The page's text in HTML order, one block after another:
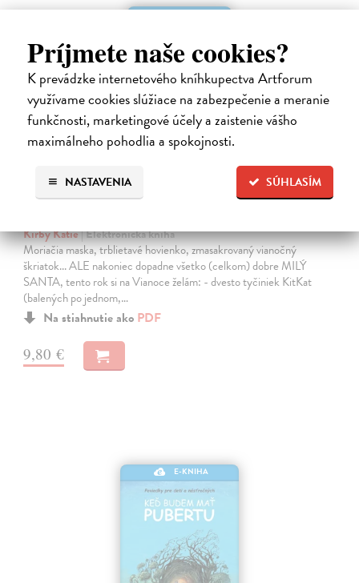
Príjmete naše cookies?
K prevádzke internetového kníhkupectva Artforum
využívame cookies slúžiace na zabezpečenie a meranie
funkčnosti, marketingové účely a zaistenie vášho
maximálneho pohodlia a spokojnosti.
SÚHLASÍM
NASTAVENIA
E-KNIHA
Strašne chaotické Vianoce Lottie
Kirby Katie| Elektronická kniha
Moriačia maska, trblietavé hovienko, zmasakrovaný vianočný
škriatok... ALE nakoniec dopadne všetko (celkom) dobre MILÝ
SANTA, tento rok si na Vianoce želám: - dvesto tyčiniek KitKat
(balených po jednom,…
Na stiahnutie ako PDF
9,80 €
E-KNIHA